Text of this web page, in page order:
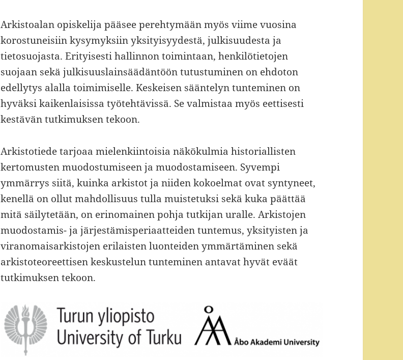
Arkistoalan opiskelija pääsee perehtymään myös viime vuosina
korostuneisiin kysymyksiin yksityisyydestä, julkisuudesta ja
tietosuojasta. Erityisesti hallinnon toimintaan, henkilötietojen
suojaan sekä julkisuuslainsäädäntöön tutustuminen on ehdoton
edellytys alalla toimimiselle. Keskeisen sääntelyn tunteminen on
hyväksi kaikenlaisissa työtehtävissä. Se valmistaa myös eettisesti
kestävän tutkimuksen tekoon.
Arkistotiede tarjoaa mielenkiintoisia näkökulmia historiallisten
kertomusten muodostumiseen ja muodostamiseen. Syvempi
ymmärrys siitä, kuinka arkistot ja niiden kokoelmat ovat syntyneet,
kenellä on ollut mahdollisuus tulla muistetuksi sekä kuka päättää
mitä säilytetään, on erinomainen pohja tutkijan uralle. Arkistojen
muodostamis- ja järjestämisperiaatteiden tuntemus, yksityisten ja
viranomaisarkistojen erilaisten luonteiden ymmärtäminen sekä
arkistoteoreettisen keskustelun tunteminen antavat hyvät eväät
tutkimuksen tekoon.